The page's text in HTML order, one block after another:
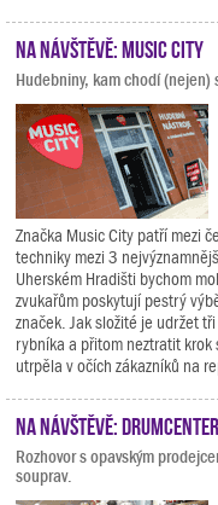
Na návštěvě: Music City
Hudebniny, kam chodí (nejen)
Značka Music City patří mezi
techniky mezi 3
Uherském Hradišti bychom
zvukařům poskytují pestrý
značek. Jak složité je udržet
rybníka a přitom neztratit krok
utrpěla v očích zákazníků na
Na návštěvě:
Rozhovor s opavským
souprav.